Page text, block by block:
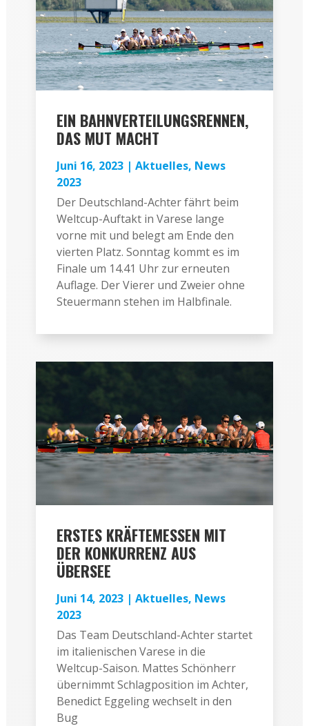
EIN BAHNVERTEILUNGSRENNEN,
DAS MUT MACHT
Juni 16, 2023| Aktuelles, News
2023
Der Deutschland-Achter fährt beim
Weltcup-Auftakt in Varese lange
vorne mit und belegt am Ende den
vierten Platz. Sonntag kommt es im
Finale um 14.41 Uhr zur erneuten
Auflage. Der Vierer und Zweier ohne
Steuermann stehen im Halbfinale.
ERSTES KRÄFTEMESSEN MIT
DER KONKURRENZ AUS
ÜBERSEE
Juni 14, 2023| Aktuelles, News
2023
Das Team Deutschland-Achter startet
im italienischen Varese in die
Weltcup-Saison. Mattes Schönherr
übernimmt Schlagposition im Achter,
Benedict Eggeling wechselt in den
Bug